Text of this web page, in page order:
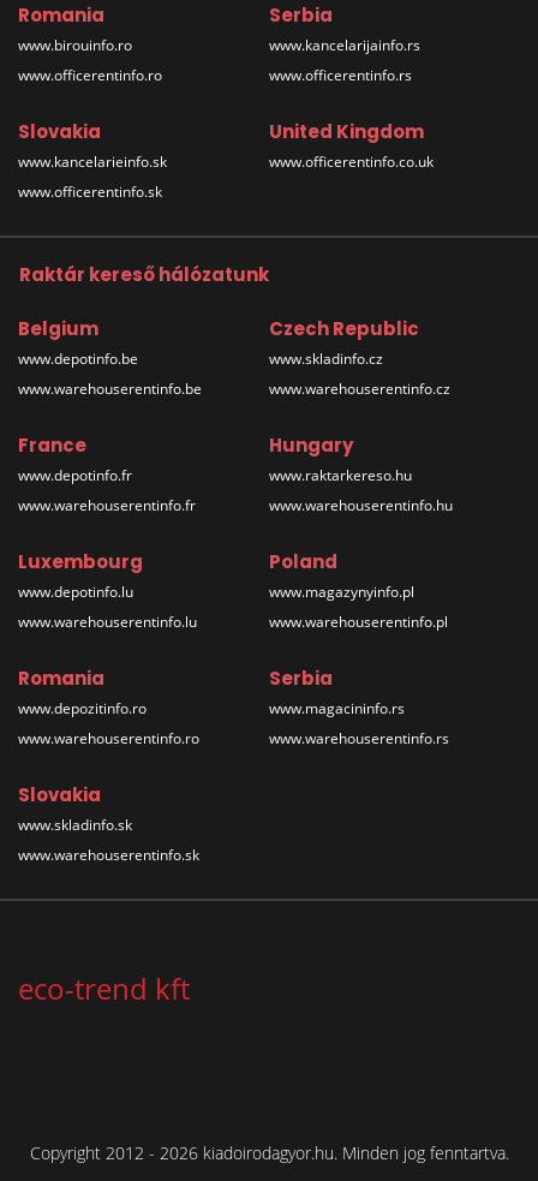
Romania
www.birouinfo.ro
www.officerentinfo.ro
Serbia
www.kancelarijainfo.rs
www.officerentinfo.rs
Slovakia
www.kancelarieinfo.sk
www.officerentinfo.sk
United Kingdom
www.officerentinfo.co.uk
Raktár kereső hálózatunk
Belgium
www.depotinfo.be
www.warehouserentinfo.be
Czech Republic
www.skladinfo.cz
www.warehouserentinfo.cz
France
www.depotinfo.fr
www.warehouserentinfo.fr
Hungary
www.raktarkereso.hu
www.warehouserentinfo.hu
Luxembourg
www.depotinfo.lu
www.warehouserentinfo.lu
Poland
www.magazynyinfo.pl
www.warehouserentinfo.pl
Romania
www.depozitinfo.ro
www.warehouserentinfo.ro
Serbia
www.magacininfo.rs
www.warehouserentinfo.rs
Slovakia
www.skladinfo.sk
www.warehouserentinfo.sk
eco-trend kft
Copyright 2012 - 2026 kiadoirodagyor.hu. Minden jog fenntartva.